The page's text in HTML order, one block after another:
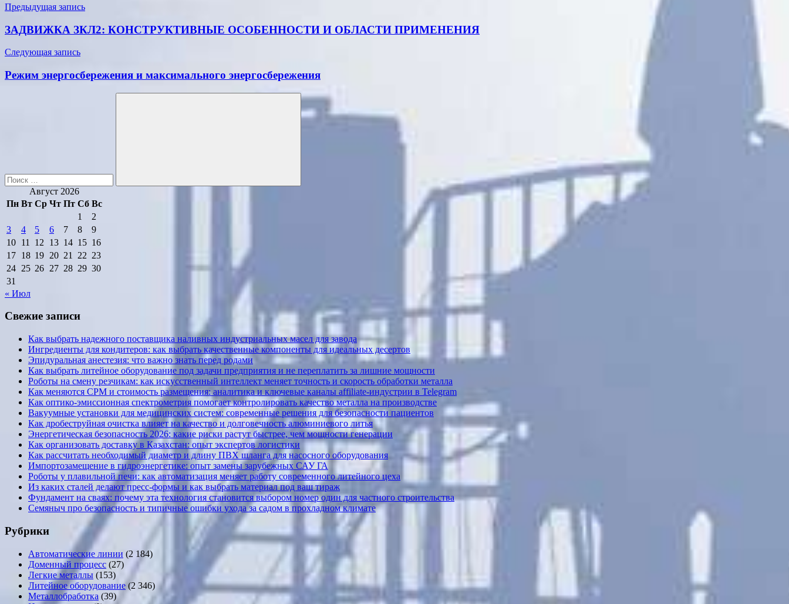
Навигация
по
записям
Предыдущая запись
ЗАДВИЖКА ЗКЛ2: КОНСТРУКТИВНЫЕ ОСОБЕННОСТИ И ОБЛАСТИ ПРИМЕНЕНИЯ
Следующая запись
Режим энергосбережения и максимального энергосбережения
Поиск
Август 2026
Пн Вт Ср Чт Пт Сб Вс
1
2
3
4 5 6 7 8
9
10 11 12 13 14 15 16
17 18 19 20 21 22 23
24 25 26 27 28 29 30
31
« Июл
Свежие записи
Как выбрать надежного поставщика наливных индустриальных масел для завода
Ингредиенты для кондитеров: как выбрать качественные компоненты для идеальных десертов
Эпидуральная анестезия: что важно знать перед родами
Как выбрать литейное оборудование под задачи предприятия и не переплатить за лишние мощности
Роботы на смену резчикам: как искусственный интеллект меняет точность и скорость обработки металла
Как меняются CPM и стоимость размещения: аналитика и ключевые каналы affiliate-индустрии в Telegram
Как оптико-эмиссионная спектрометрия помогает контролировать качество металла на производстве
Вакуумные установки для медицинских систем: современные решения для безопасности пациентов
Как дробеструйная очистка влияет на качество и долговечность алюминиевого литья
Энергетическая безопасность 2026: какие риски растут быстрее, чем мощности генерации
Как организовать доставку в Казахстан: опыт экспертов логистики
Как рассчитать необходимый диаметр и длину ПВХ шланга для насосного оборудования
Импортозамещение в гидроэнергетике: опыт замены зарубежных САУ ГА
Роботы у плавильной печи: как автоматизация меняет работу современного литейного цеха
Из каких сталей делают пресс-формы и как выбрать материал под ваш тираж
Фундамент на сваях: почему эта технология становится выбором номер один для частного строительства
Семяныч про безопасность и типичные ошибки ухода за садом в прохладном климате
Рубрики
Автоматические линии (2 184)
Доменный процесс (27)
Легкие металлы (153)
Литейное оборудование (2 346)
Металлобработка (39)